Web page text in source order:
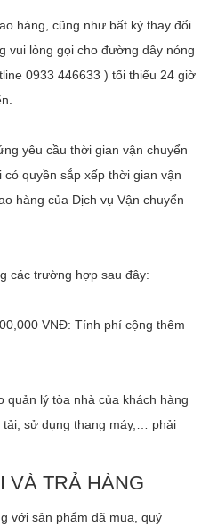
hàng, cũng như bất kỳ thay đổi
vui lòng gọi cho đường dây nóng
0933 446633 ) tối thiểu 24 giờ
yêu cầu thời gian vận chuyển
quyền sắp xếp thời gian vận
hàng của Dịch vụ Vận chuyển
các trường hợp sau đây:
VNĐ: Tính phí cộng thêm
quản lý tòa nhà của khách hàng
tải, sử dụng thang máy,… phải
VÀ TRẢ HÀNG
với sản phẩm đã mua, quý